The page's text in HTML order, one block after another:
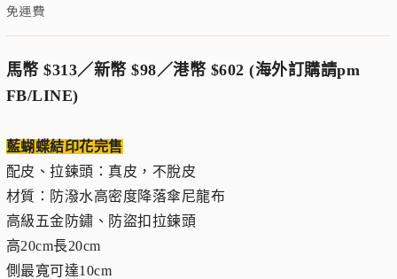
免運費
馬幣 $313／新幣 $98／港幣 $602 (海外訂購請pm
FB/LINE)
藍蝴蝶結印花完售
配皮、拉鍊頭：真皮，不脫皮
材質：防潑水高密度降落傘尼龍布
高級五金防鏽、防盜扣拉鍊頭
高20cm長20cm
側最寬可達10cm